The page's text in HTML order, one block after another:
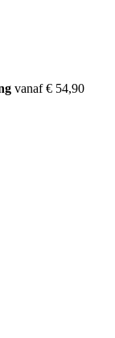
vanaf € 54,90